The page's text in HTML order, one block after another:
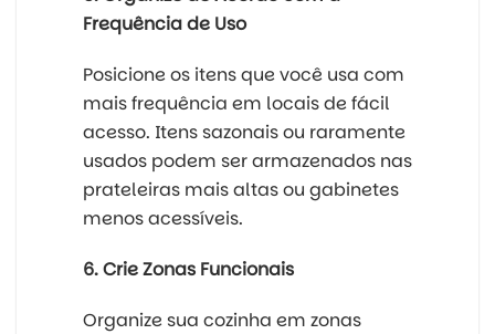
Frequência de Uso
Posicione os itens que você usa com
mais frequência em locais de fácil
acesso. Itens sazonais ou raramente
usados podem ser armazenados nas
prateleiras mais altas ou gabinetes
menos acessíveis.
6. Crie Zonas Funcionais
Organize sua cozinha em zonas